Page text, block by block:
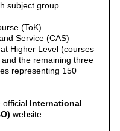
subject group
(ToK)
Service (CAS)
Higher Level (courses
the remaining three
representing 150
official International
website: